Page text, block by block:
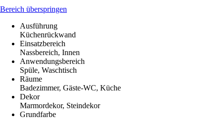
Bereich überspringen
Ausführung
Küchenrückwand
Einsatzbereich
Nassbereich, Innen
Anwendungsbereich
Spüle, Waschtisch
Räume
Badezimmer, Gäste-WC, Küche
Dekor
Marmordekor, Steindekor
Grundfarbe